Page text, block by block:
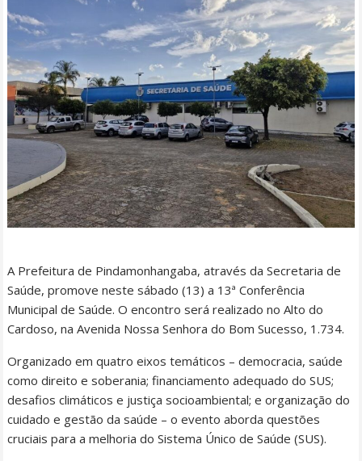
A Prefeitura de Pindamonhangaba, através da Secretaria de
Saúde, promove neste sábado (13) a 13ª Conferência
Municipal de Saúde. O encontro será realizado no Alto do
Cardoso, na Avenida Nossa Senhora do Bom Sucesso, 1.734.
Organizado em quatro eixos temáticos – democracia, saúde
como direito e soberania; financiamento adequado do SUS;
desafios climáticos e justiça socioambiental; e organização do
cuidado e gestão da saúde – o evento aborda questões
cruciais para a melhoria do Sistema Único de Saúde (SUS).